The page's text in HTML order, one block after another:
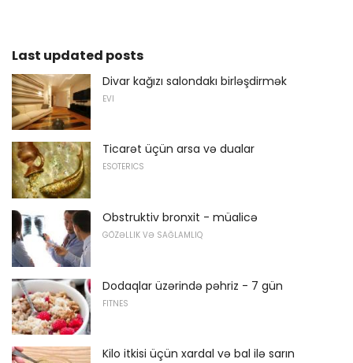
Last updated posts
Divar kağızı salondakı birləşdirmək
EVI
Ticarət üçün arsa və dualar
ESOTERICS
Obstruktiv bronxit - müalicə
GÖZƏLLIK VƏ SAĞLAMLIQ
Dodaqlar üzərində pəhriz - 7 gün
FITNES
Kilo itkisi üçün xardal və bal ilə sarın